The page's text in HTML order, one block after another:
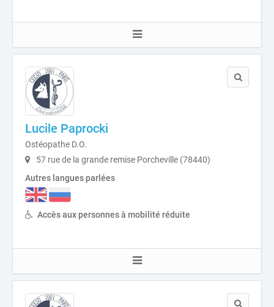
Lucile Paprocki
Ostéopathe D.O.
57 rue de la grande remise Porcheville (78440)
Autres langues parlées
Accès aux personnes à mobilité réduite